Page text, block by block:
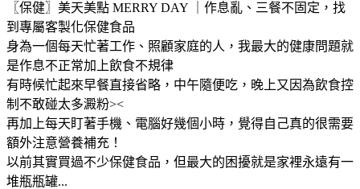
〖保健〗美天美點 MERRY DAY ｜作息亂、三餐不固定，找
到專屬客製化保健食品
身為一個每天忙著工作、照顧家庭的人，我最大的健康問題就
是作息不正常加上飲食不規律
有時候忙起來早餐直接省略，中午隨便吃，晚上又因為飲食控
制不敢碰太多澱粉><
再加上每天盯著手機、電腦好幾個小時，覺得自己真的很需要
額外注意營養補充！
以前其實買過不少保健食品，但最大的困擾就是家裡永遠有一
堆瓶瓶罐...